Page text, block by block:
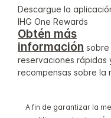
Descargue la
IHG One Rewards
Obtén más
información sobre
reservaciones rápidas
recompensas sobre la
A fin de garantizar la